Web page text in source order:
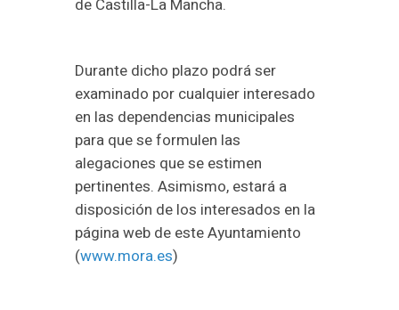
de Castilla-La Mancha.
Durante dicho plazo podrá ser
examinado por cualquier interesado
en las dependencias municipales
para que se formulen las
alegaciones que se estimen
pertinentes. Asimismo, estará a
disposición de los interesados en la
página web de este Ayuntamiento
(www.mora.es)